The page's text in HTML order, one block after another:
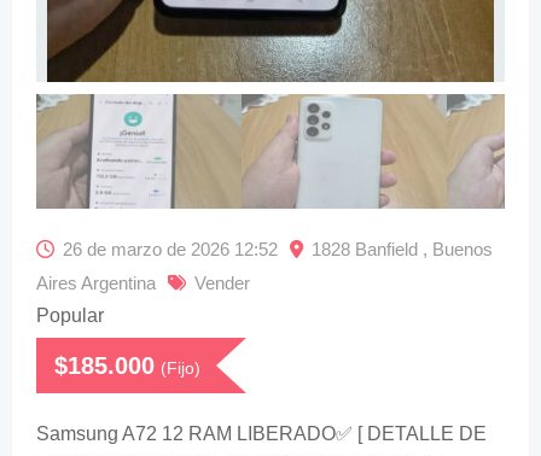
26 de marzo de 2026 12:52
1828 Banfield , Buenos
Aires Argentina
Vender
Popular
$185.000 (Fijo)
Samsung A72 12 RAM LIBERADO✅️ [ DETALLE DE